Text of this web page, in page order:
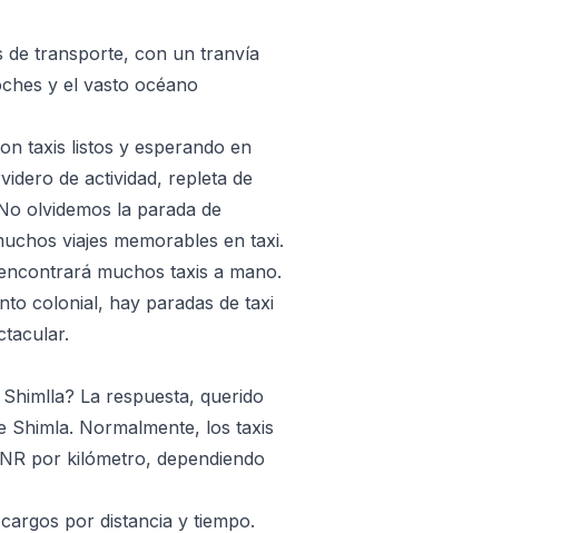
de transporte, con un tranvía
y el vasto océano
taxis listos y esperando en
de actividad, repleta de
olvidemos la parada de
viajes memorables en taxi.
muchos taxis a mano.
colonial, hay paradas de taxi
La respuesta, querido
Shimla. Normalmente, los taxis
por kilómetro, dependiendo
por distancia y tiempo.